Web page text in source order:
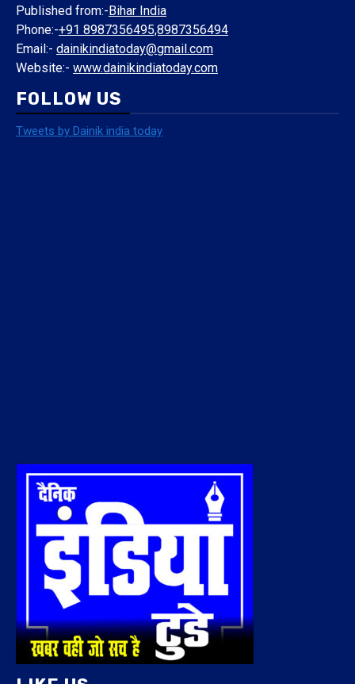
Published from:-Bihar India
Phone:-+91 8987356495,8987356494
Email:- dainikindiatoday@gmail.com
Website:- www.dainikindiatoday.com
FOLLOW US
Tweets by Dainik india today